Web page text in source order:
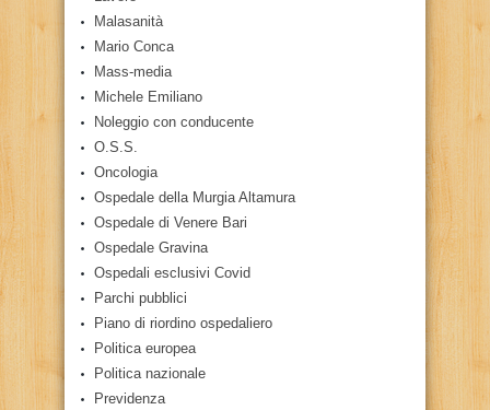
Malasanità
Mario Conca
Mass-media
Michele Emiliano
Noleggio con conducente
O.S.S.
Oncologia
Ospedale della Murgia Altamura
Ospedale di Venere Bari
Ospedale Gravina
Ospedali esclusivi Covid
Parchi pubblici
Piano di riordino ospedaliero
Politica europea
Politica nazionale
Previdenza